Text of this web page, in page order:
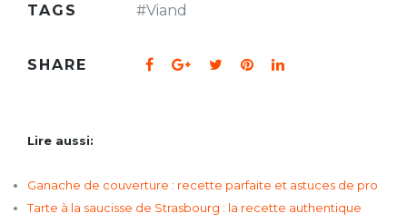
TAGS #Viand
SHARE
Lire aussi:
Ganache de couverture : recette parfaite et astuces de pro
Tarte à la saucisse de Strasbourg : la recette authentique